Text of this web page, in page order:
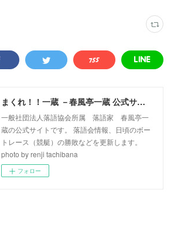
まくれ！！一蔵 －春風亭一蔵 公式サイト－
一般社団法人落語協会所属 落語家 春風亭一
蔵の公式サイトです。 落語会情報、日頃のボー
トレース（競艇）の勝敗などを更新します。
photo by renji tachibana
フォロー